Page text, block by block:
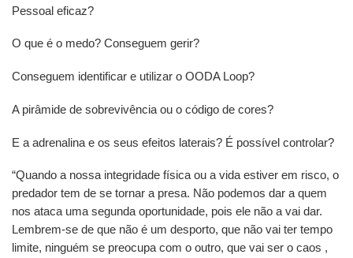
Pessoal eficaz?
O que é o medo? Conseguem gerir?
Conseguem identificar e utilizar o OODA Loop?
A pirâmide de sobrevivência ou o código de cores?
E a adrenalina e os seus efeitos laterais? É possível controlar?
“Quando a nossa integridade física ou a vida estiver em risco, o
predador tem de se tornar a presa. Não podemos dar a quem
nos ataca uma segunda oportunidade, pois ele não a vai dar.
Lembrem-se de que não é um desporto, que não vai ter tempo
limite, ninguém se preocupa com o outro, que vai ser o caos ,